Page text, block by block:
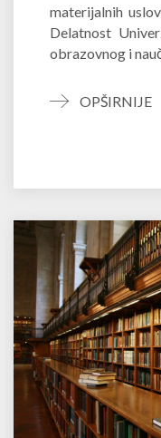
materijalnih
Delatnost
obrazovnog i
OPŠIRNIJE